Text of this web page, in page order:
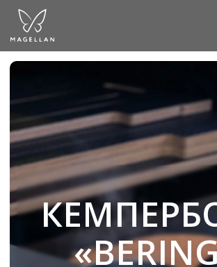
КЕМПЕРБОКС
«BERING»
Заряжает любой внедорожник, кроссовер
и универсал в мини-автодом для
путешествийвсего за 250 000 руб.
ОТПРАВИТЬ ЗАПРОС